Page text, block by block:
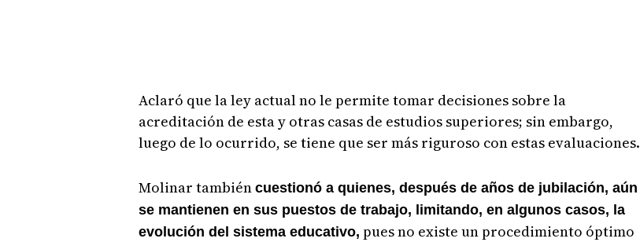
Aclaró que la ley actual no le permite tomar decisiones sobre la
acreditación de esta y otras casas de estudios superiores; sin embargo,
luego de lo ocurrido, se tiene que ser más riguroso con estas evaluaciones.
Molinar también cuestionó a quienes, después de años de jubilación, aún
se mantienen en sus puestos de trabajo, limitando, en algunos casos, la
evolución del sistema educativo, pues no existe un procedimiento óptimo